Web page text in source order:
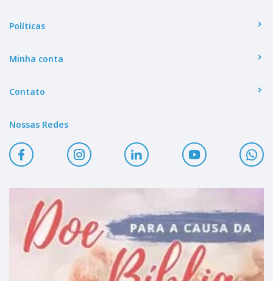
Políticas
Minha conta
Contato
Nossas Redes